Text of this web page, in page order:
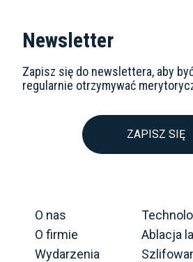
Newsletter
Zapisz się do newslettera, aby
regularnie otrzymywać
ZAPISZ SIĘ
O nas
O firmie
Wydarzenia
Ablacja